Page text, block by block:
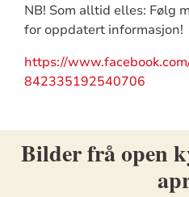
NB! Som alltid elles: Følg
for oppdatert informasjon!
https://
842335192540706
Bilder frå open